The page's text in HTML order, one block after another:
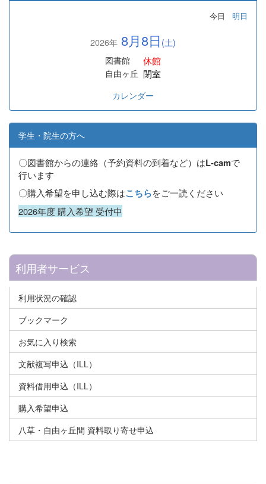
今日 明日
2026年 8月8日 (土)
図書館
休館
自由ヶ丘 閉室
カレンダー
学生・院生の方へ
〇図書館からの連絡（予約資料の到着など）はL-camで
行います
〇購入希望を申し込む際はこちらをご一読ください
2026年度 購入希望 受付中
利用者サービス
利用状況の確認
ブックマーク
お気に入り検索
文献複写申込（ILL）
資料借用申込（ILL）
購入希望申込
八草・自由ヶ丘間 資料取り寄せ申込